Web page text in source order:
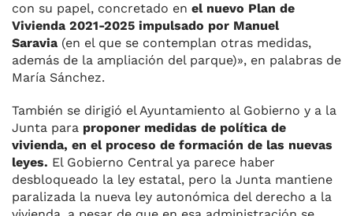
con su papel, concretado en el nuevo Plan de
Vivienda 2021-2025 impulsado por Manuel
Saravia (en el que se contemplan otras medidas,
además de la ampliación del parque)», en palabras de
María Sánchez.
También se dirigió el Ayuntamiento al Gobierno y a la
Junta para proponer medidas de política de
vivienda, en el proceso de formación de las nuevas
leyes. El Gobierno Central ya parece haber
desbloqueado la ley estatal, pero la Junta mantiene
paralizada la nueva ley autonómica del derecho a la